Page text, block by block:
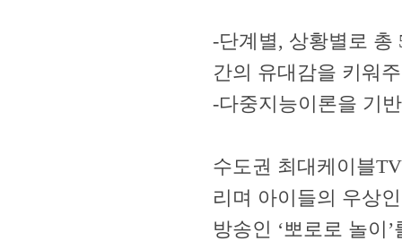
-단계별, 상황별로 총
간의 유대감을 키워
-다중지능이론을 기
수도권 최대케이블
리며 아이들의 우상
방송인 ‘뽀로로 놀이